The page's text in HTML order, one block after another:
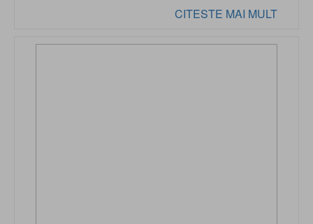
CITESTE MAI MULT